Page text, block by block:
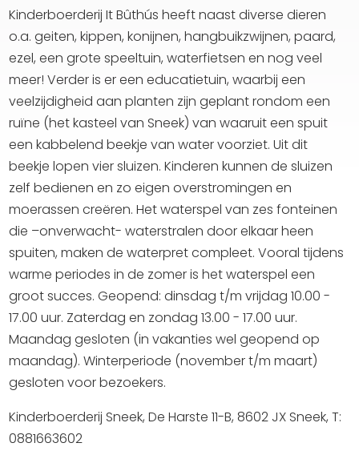
Kinderboerderij It Bûthús heeft naast diverse dieren
o.a. geiten, kippen, konijnen, hangbuikzwijnen, paard,
ezel, een grote speeltuin, waterfietsen en nog veel
meer! Verder is er een educatietuin, waarbij een
veelzijdigheid aan planten zijn geplant rondom een
ruïne (het kasteel van Sneek) van waaruit een spuit
een kabbelend beekje van water voorziet. Uit dit
beekje lopen vier sluizen. Kinderen kunnen de sluizen
zelf bedienen en zo eigen overstromingen en
moerassen creëren. Het waterspel van zes fonteinen
die –onverwacht- waterstralen door elkaar heen
spuiten, maken de waterpret compleet. Vooral tijdens
warme periodes in de zomer is het waterspel een
groot succes. Geopend: dinsdag t/m vrijdag 10.00 -
17.00 uur. Zaterdag en zondag 13.00 - 17.00 uur.
Maandag gesloten (in vakanties wel geopend op
maandag). Winterperiode (november t/m maart)
gesloten voor bezoekers.
Kinderboerderij Sneek, De Harste 11-B, 8602 JX Sneek, T:
0881663602